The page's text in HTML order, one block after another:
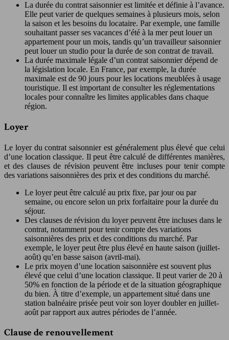
La durée du contrat saisonnier est limitée et définie à l’avance.
Elle peut varier de quelques semaines à plusieurs mois, selon
la saison et les besoins du locataire. Par exemple, une famille
souhaitant passer ses vacances d’été à la mer peut louer un
appartement pour un mois, tandis qu’un travailleur saisonnier
peut louer un studio pour la durée de son contrat de travail.
La durée maximale légale d’un contrat saisonnier dépend de
la législation locale. En France, par exemple, la durée
maximale est de 90 jours pour les locations meublées à usage
touristique. Il est important de consulter les réglementations
locales pour connaître les limites applicables dans chaque
région.
Loyer
Le loyer du contrat saisonnier est généralement plus élevé que celui
d’une location classique. Il peut être calculé de différentes manières,
et des clauses de révision peuvent être incluses pour tenir compte
des variations saisonnières des prix et des conditions du marché.
Le loyer peut être calculé au prix fixe, par jour ou par
semaine, ou encore selon un prix forfaitaire pour la durée du
séjour.
Des clauses de révision du loyer peuvent être incluses dans le
contrat, notamment pour tenir compte des variations
saisonnières des prix et des conditions du marché. Par
exemple, le loyer peut être plus élevé en haute saison (juillet-
août) qu’en basse saison (avril-mai).
Le prix moyen d’une location saisonnière est souvent plus
élevé que celui d’une location classique. Il peut varier de 20 à
50% en fonction de la période et de la situation géographique
du bien. À titre d’exemple, un appartement situé dans une
station balnéaire prisée peut voir son loyer doubler en juillet-
août par rapport aux autres périodes de l’année.
Clause de renouvellement